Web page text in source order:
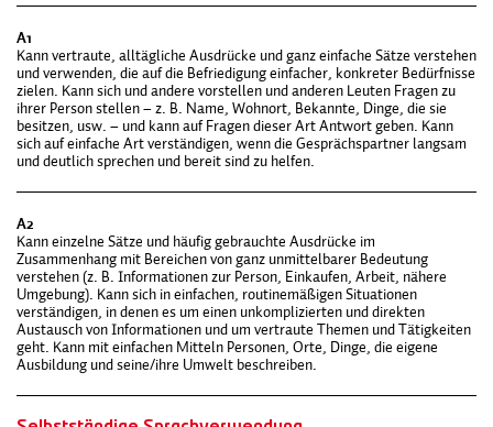
A1
Kann vertraute, alltägliche Ausdrücke und ganz einfache Sätze verstehen
und verwenden, die auf die Befriedigung einfacher, konkreter Bedürfnisse
zielen. Kann sich und andere vorstellen und anderen Leuten Fragen zu
ihrer Person stellen – z. B. Name, Wohnort, Bekannte, Dinge, die sie
besitzen, usw. – und kann auf Fragen dieser Art Antwort geben. Kann
sich auf einfache Art verständigen, wenn die Gesprächspartner langsam
und deutlich sprechen und bereit sind zu helfen.
A2
Kann einzelne Sätze und häufig gebrauchte Ausdrücke im
Zusammenhang mit Bereichen von ganz unmittelbarer Bedeutung
verstehen (z. B. Informationen zur Person, Einkaufen, Arbeit, nähere
Umgebung). Kann sich in einfachen, routinemäßigen Situationen
verständigen, in denen es um einen unkomplizierten und direkten
Austausch von Informationen und um vertraute Themen und Tätigkeiten
geht. Kann mit einfachen Mitteln Personen, Orte, Dinge, die eigene
Ausbildung und seine/ihre Umwelt beschreiben.